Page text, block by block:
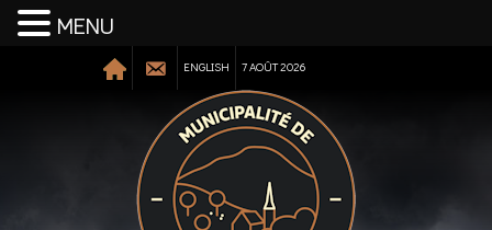
ENGLISH 7 AOÛT 2026
MENU